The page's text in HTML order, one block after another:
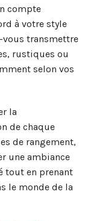
compte
à votre style
vous transmettre
rustiques ou
selon vos
la
de chaque
de rangement,
une ambiance
tout en prenant
le monde de la